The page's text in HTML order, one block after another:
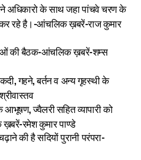
अधिकारो के साथ जहा पांचवे चरण के
कर रहे है।-आंचलिक ख़बरें-राज कुमार
की बैठक-आंचलिक ख़बरें-शम्स
गहने, बर्तन व अन्य गृहस्थी के
ज्वैलरी सहित व्यापारी को
रमेश कुमार पाण्डे
की है सदियों पुरानी परंपरा-